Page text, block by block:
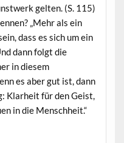
gelten. (S. 115)
„Mehr als ein
dass es sich um ein
dann folgt die
in diesem
es aber gut ist, dann
Klarheit für den Geist,
in die Menschheit.“